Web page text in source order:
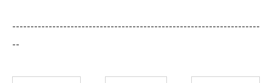
--------------------------------------------------------------------
--